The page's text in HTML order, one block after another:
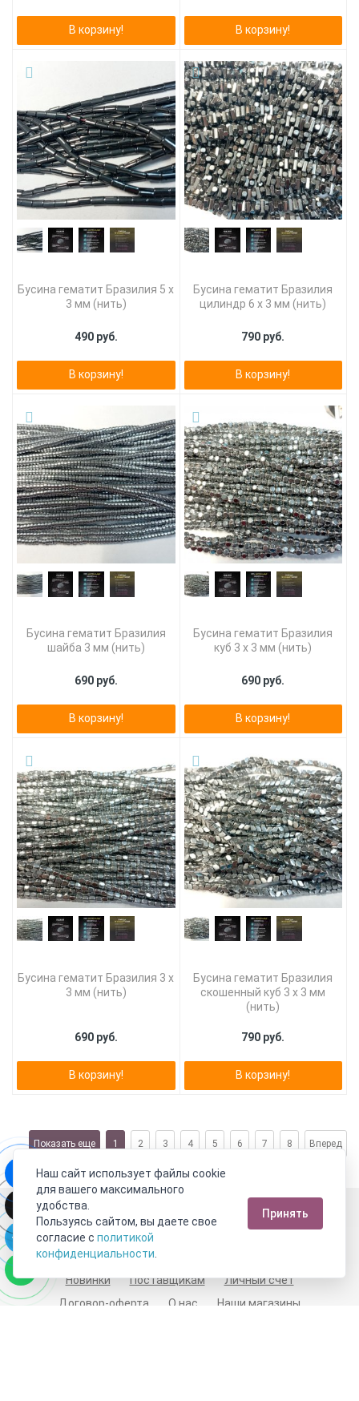
В корзину! В корзину!
Бусина гематит Бразилия 5 х
3 мм (нить)
490 руб.
В корзину!
Бусина гематит Бразилия
цилиндр 6 х 3 мм (нить)
790 руб.
В корзину!
Бусина гематит Бразилия
шайба 3 мм (нить)
690 руб.
В корзину!
Бусина гематит Бразилия
куб 3 х 3 мм (нить)
690 руб.
В корзину!
Бусина гематит Бразилия 3 х
3 мм (нить)
690 руб.
В корзину!
Бусина гематит Бразилия
скошенный куб 3 х 3 мм
(нить)
790 руб.
В корзину!
Показать еще 1 2 3 4 5 6 7 8 Вперед
Пн-Пт с 10:00 до 21:00
8 800 333 10 62
Сб-Вс с 10:00 до 21:00
Новинки Поставщикам
Личный счет
Договор-оферта
О нас
Наши магазины
Наш сайт использует файлы cookie
для вашего максимального
удобства.
Пользуясь сайтом, вы даете свое
согласие с политикой
конфиденциальности
Принять